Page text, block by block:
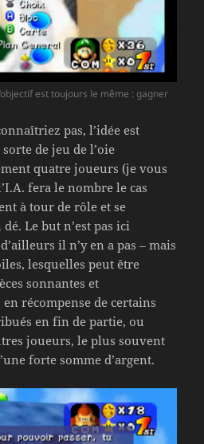
est toujours le même : gagner
pas, l’idée est
de jeu de l’oie
quatre joueurs (je vous
fera le nombre le cas
à tour de rôle et se
Le but n’est pas ici
il n’y en a pas – mais
lesquelles peut être
sonnantes et
récompense de certains
en fin de partie, ou
joueurs, le plus souvent
forte somme d’argent.